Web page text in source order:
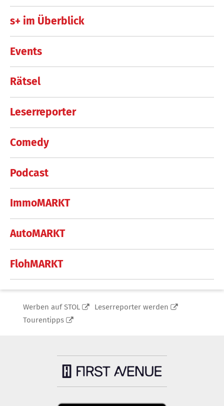
s+ im Überblick
Events
Rätsel
Leserreporter
Comedy
Podcast
ImmoMARKT
AutoMARKT
FlohMARKT
Werben auf STOL
Leserreporter werden
Tourentipps